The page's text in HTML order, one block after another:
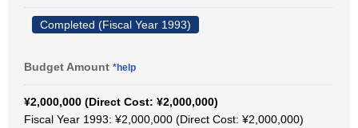
Completed (Fiscal Year 1993)
Budget Amount *help
¥2,000,000 (Direct Cost: ¥2,000,000)
Fiscal Year 1993: ¥2,000,000 (Direct Cost: ¥2,000,000)